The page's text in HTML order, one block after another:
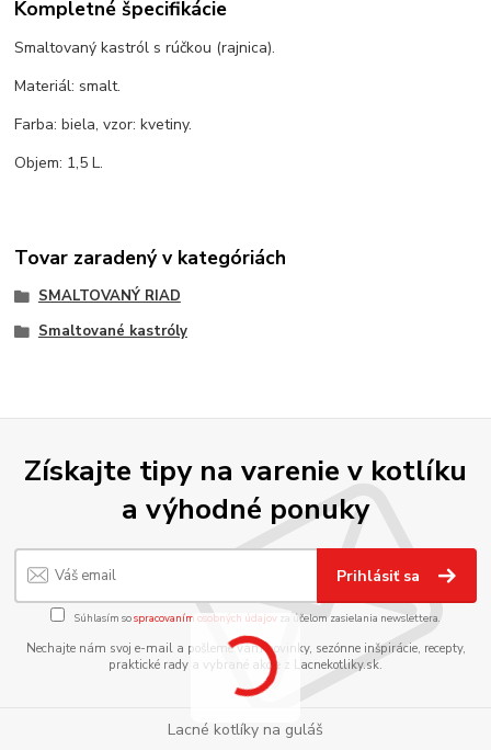
Kompletné špecifikácie
Smaltovaný kastról s rúčkou (rajnica).
Materiál: smalt.
Farba: biela, vzor: kvetiny.
Objem: 1,5 L.
Tovar zaradený v kategóriách
SMALTOVANÝ RIAD
Smaltované kastróly
Získajte tipy na varenie v kotlíku
a výhodné ponuky
Prihlásiť sa
Súhlasím sospracovaním osobných údajov za účelom zasielania newslettera.
Nechajte nám svoj e-mail a pošleme vám novinky, sezónne inšpirácie, recepty,
praktické rady a vybrané akcie z Lacnekotliky.sk.
Lacné kotlíky na guláš